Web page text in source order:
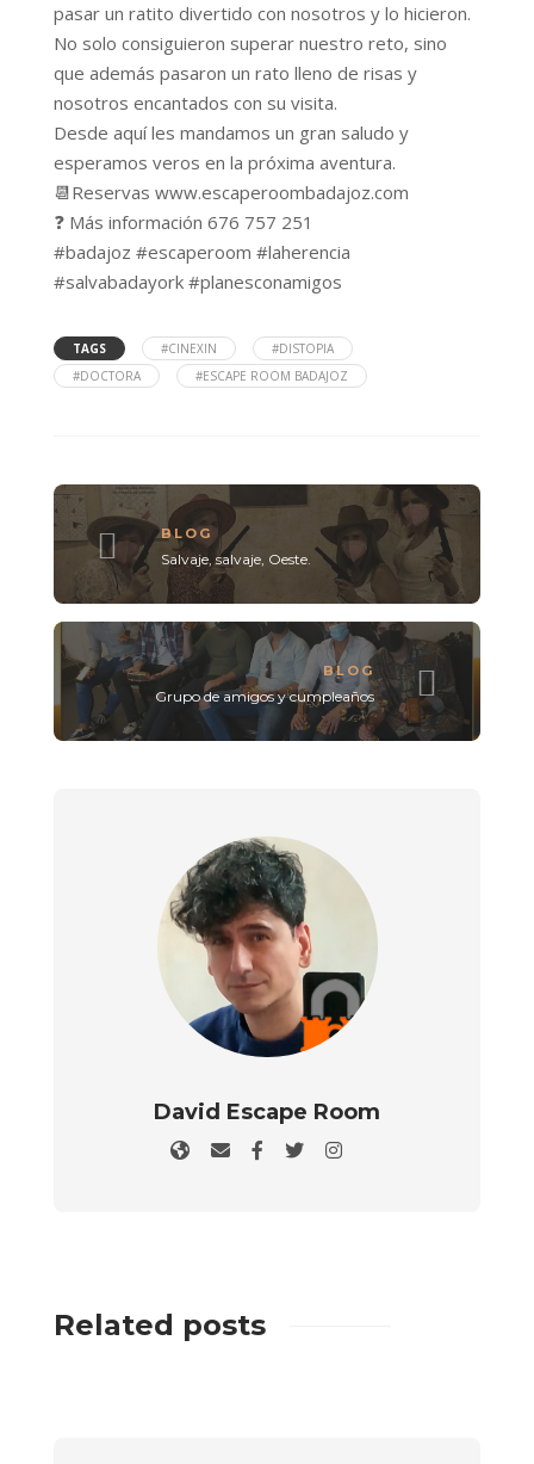
pasar un ratito divertido con nosotros y lo hicieron.
No solo consiguieron superar nuestro reto, sino
que además pasaron un rato lleno de risas y
nosotros encantados con su visita.
Desde aquí les mandamos un gran saludo y
esperamos veros en la próxima aventura.
📆‌Reservas‌ ‌‌ www.escaperoombadajoz.com
❓‌ ‌‌Más‌ ‌información‌ ‌676‌ ‌757‌ ‌251‌
#badajoz #escaperoom #laherencia
#salvabadayork #planesconamigos
TAGS #CINEXIN
#DISTOPIA
#DOCTORA
#ESCAPE ROOM BADAJOZ
BLOG
Salvaje, salvaje, Oeste.
BLOG
Grupo de amigos y cumpleaños
David Escape Room
Related posts